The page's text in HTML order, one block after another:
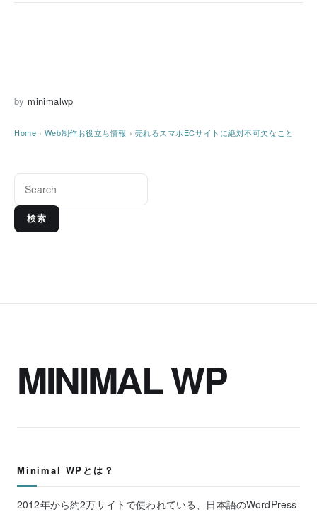
by minimalwp
Home › Web制作お役立ち情報 › 売れるスマホECサイトに絶対不可欠なこと
検索
MINIMAL WP
Minimal WPとは？
2012年から約2万サイトで使われている、日本語のWordPress